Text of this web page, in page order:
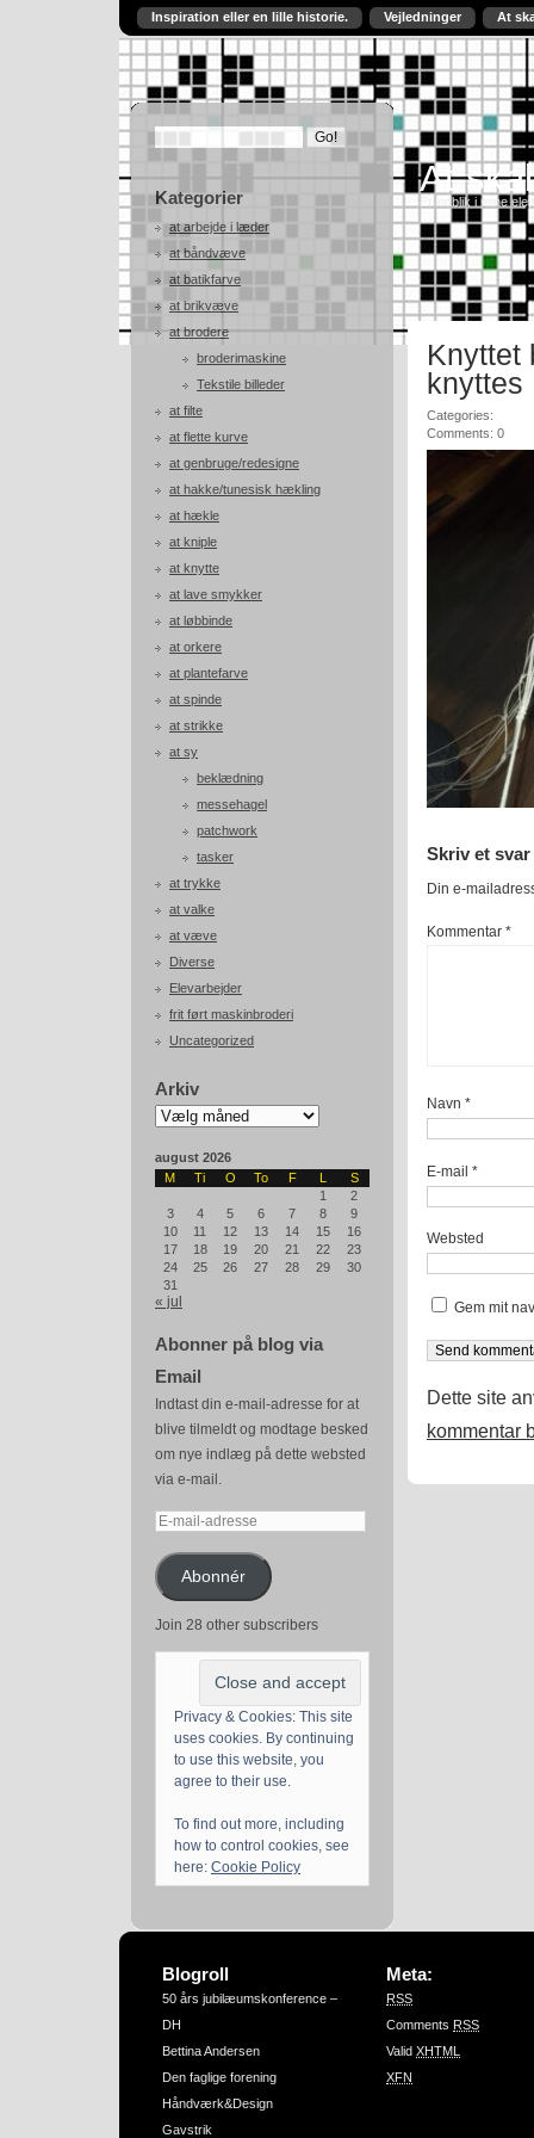
Inspiration eller en lille historie. Vejledninger At
Kategorier
at arbejde i læder
at båndvæve
at batikfarve
at brikvæve
at brodere
broderimaskine
Tekstile billeder
at filte
at flette kurve
at genbruge/redesigne
at hakke/tunesisk hækling
at hækle
at kniple
at knytte
at lave smykker
at løbbinde
at orkere
at plantefarve
at spinde
at strikke
at sy
beklædning
messehagel
patchwork
tasker
at trykke
at valke
at væve
Diverse
Elevarbejder
frit ført maskinbroderi
Uncategorized
Arkiv
Arkiv
august 2026
M
Ti O To F L
S
1
2
3
4 5 6 7 8
9
10
11 12 13 14 15
16
17
18 19 20 21 22
23
24
25 26 27 28 29
30
31
« jul
Abonner på blog via
Email
Indtast din e-mail-adresse for at
blive tilmeldt og modtage besked
om nye indlæg på dette websted
via e-mail.
E-
adresseAbonnér
Join 28 other subscribers
Privacy & Cookies: This site
uses cookies. By continuing
to use this website, you
agree to their use.
To find out more, including
how to control cookies, see
here: Cookie Policy
At
Et indblik i mine
Knyttet
knyttes
Categories:
Comments: 0
Skriv et svar
Din e-
Kommentar *
Navn *
E-mail *
Websted
Gem mit
Dette site
kommentar
Blogroll
50 års jubilæumskonference –
DH
Bettina Andersen
Den faglige forening
Håndværk&Design
Gavstrik
Meta:
RSS
Comments RSS
Valid XHTML
XFN